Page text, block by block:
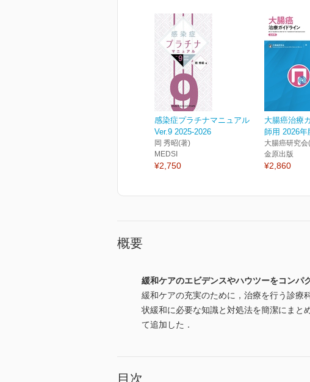
感染症プラチナマニュアル
Ver.9 2025-2026
岡 秀昭(著)
MEDSI
¥2,750
大腸癌治療
師用 2026年
大腸癌研究会
金原出版
¥2,860
概要
緩和ケアのエビデンスやハウツーをコンパ
緩和ケアの充実のために，治療を行う診療
状緩和に必要な知識と対処法を簡潔にまと
て追加した．
目次